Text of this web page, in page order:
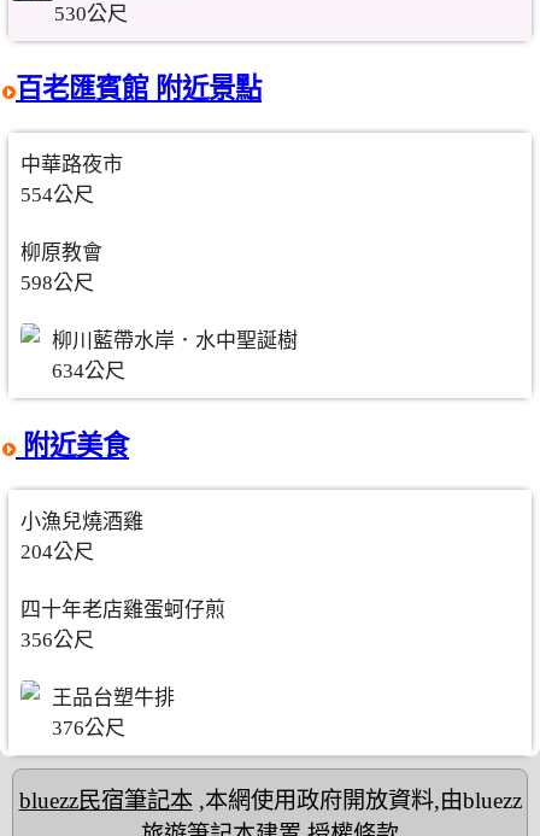
530公尺
百老匯賓館 附近景點
中華路夜市
554公尺
柳原教會
598公尺
柳川藍帶水岸．水中聖誕樹
634公尺
附近美食
小漁兒燒酒雞
204公尺
四十年老店雞蛋蚵仔煎
356公尺
王品台塑牛排
376公尺
bluezz民宿筆記本,本網使用政府開放資料,由bluezz